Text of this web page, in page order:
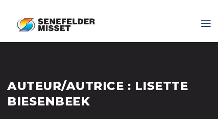
AUTEUR/AUTRICE : LISETTE
BIESENBEEK